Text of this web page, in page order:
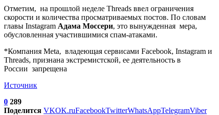
Отметим, на прошлой неделе Threads ввел ограничения
скорости и количества просматриваемых постов. По словам
главы Instagram Адама Моссери, это вынужденная мера,
обусловленная участившимися спам-атаками.
*Компания Meta, владеющая сервисами Facebook, Instagram и
Threads, признана экстремистской, ее деятельность в
России запрещена
Источник
0 289
Поделится VKOK.ruFacebookTwitterWhatsAppTelegramViber